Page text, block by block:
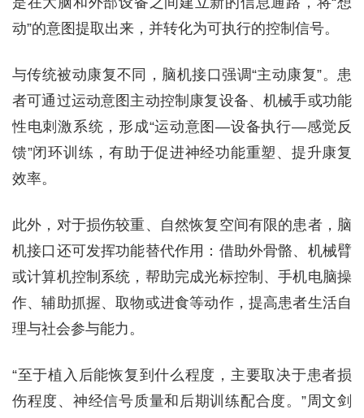
动”的意图提取出来，并转化为可执行的控制信号。
与传统被动康复不同，脑机接口强调“主动康复”。患
者可通过运动意图主动控制康复设备、机械手或功能
性电刺激系统，形成“运动意图—设备执行—感觉反
馈”闭环训练，有助于促进神经功能重塑、提升康复
效率。
此外，对于损伤较重、自然恢复空间有限的患者，脑
机接口还可发挥功能替代作用：借助外骨骼、机械臂
或计算机控制系统，帮助完成光标控制、手机电脑操
作、辅助抓握、取物或进食等动作，提高患者生活自
理与社会参与能力。
“至于植入后能恢复到什么程度，主要取决于患者损
伤程度、神经信号质量和后期训练配合度。”周文剑